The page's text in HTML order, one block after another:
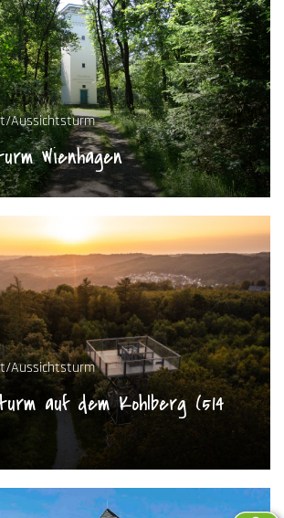
Aussichtsturm
Wienhagen
Aussichtsturm
auf dem Kohlberg (514